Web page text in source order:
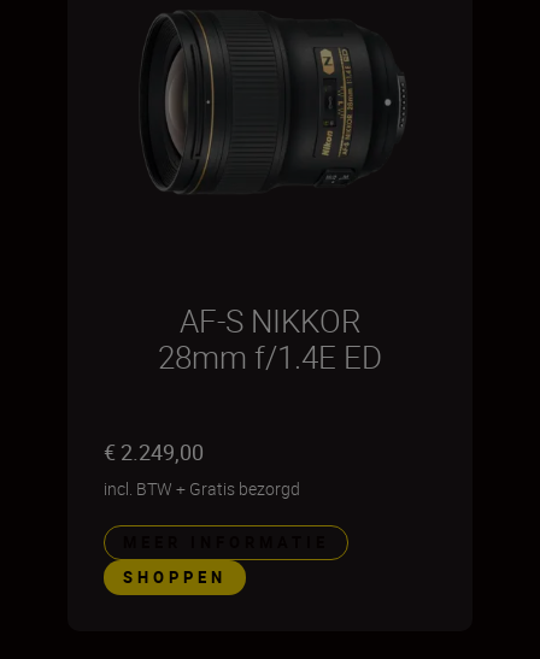
AF-S NIKKOR
28mm f/1.4E ED
€ 2.249,00
incl. BTW + Gratis bezorgd
SHOPPEN